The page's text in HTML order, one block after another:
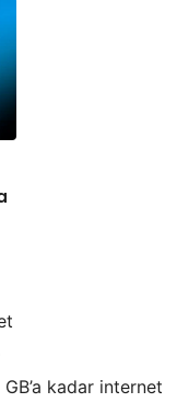
GB’a kadar internet